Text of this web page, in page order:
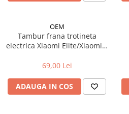
Portbagaj bicicleta
Antifurt bicicleta
Produse intretinere bicicleta
OEM
Tambur frana trotineta
electrica Xiaomi Elite/Xiaomi 4
69,00 Lei
ADAUGA IN COS